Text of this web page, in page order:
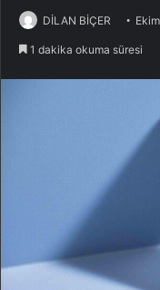
DİLAN BİÇER
1 dakika okuma süresi